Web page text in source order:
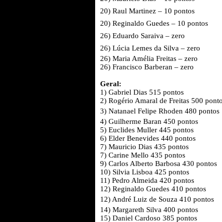
20) Raul Martinez – 10 pontos
20) Reginaldo Guedes – 10 pontos
26) Eduardo Saraiva – zero
26) Lúcia Lemes da Silva – zero
26) Maria Amélia Freitas – zero
26) Francisco Barberan – zero
Geral:
1) Gabriel Dias 515 pontos
2) Rogério Amaral de Freitas 500
3) Natanael Felipe Rhoden 480 pontos
4) Guilherme Baran 450 pontos
5) Euclides Muller 445 pontos
6) Elder Benevides 440 pontos
7) Mauricio Dias 435 pontos
7) Carine Mello 435 pontos
9) Carlos Alberto Barbosa 430 pontos
10) Silvia Lisboa 425 pontos
11) Pedro Almeida 420 pontos
12) Reginaldo Guedes 410 pontos
12) André Luiz de Souza 410 pontos
14) Margareth Silva 400 pontos
15) Daniel Cardoso 385 pontos